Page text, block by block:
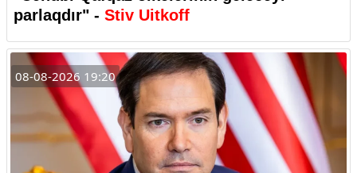
parlaqdır" - Stiv Uitkoff
08-08-2026 19:20